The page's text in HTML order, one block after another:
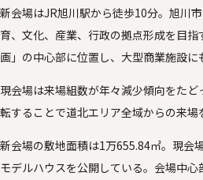
新会場はJR旭川駅から徒歩10分。旭川
育、文化、産業、行政の拠点形成を目
画」の中心部に位置し、大型商業施設に
現会場は来場組数が年々減少傾向をた
転することで道北エリア全域からの来場
新会場の敷地面積は1万655.84㎡。現会
モデルハウスを公開している。会場中